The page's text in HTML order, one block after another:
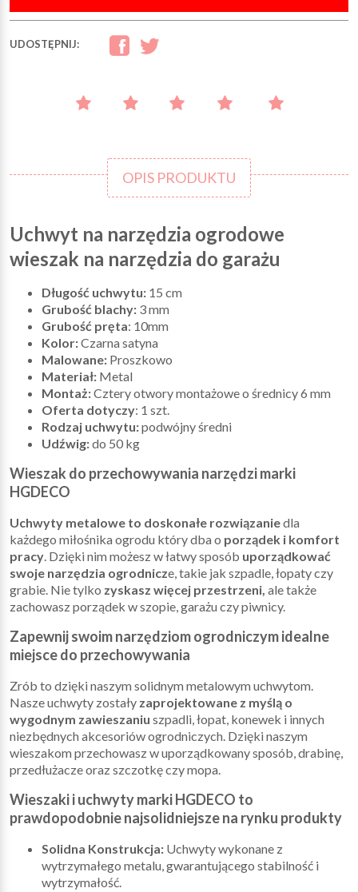
UDOSTĘPNIJ:
OPIS PRODUKTU
Uchwyt na narzędzia ogrodowe
wieszak na narzędzia do garażu
Długość uchwytu: 15 cm
Grubość blachy: 3 mm
Grubość pręta: 10mm
Kolor:Czarna satyna
Malowane: Proszkowo
Materiał: Metal
Montaż:Cztery otwory montażowe o średnicy 6 mm
Oferta dotyczy: 1 szt.
Rodzaj uchwytu:podwójny średni
Udźwig:do 50 kg
Wieszak do przechowywania narzędzi marki
HGDECO
Uchwyty metalowe to doskonałe rozwiązaniedla
każdego miłośnika ogrodu który dba o porządek i komfort
pracy. Dzięki nim możesz w łatwy sposób uporządkować
swoje narzędzia ogrodnicze, takie jak szpadle, łopaty czy
grabie. Nie tylko zyskasz więcej przestrzeni, ale także
zachowasz porządek w szopie, garażu czy piwnicy.
Zapewnij swoim narzędziom ogrodniczym idealne
miejsce do przechowywania
Zrób to dzięki naszym solidnym metalowym uchwytom.
Nasze uchwyty zostały zaprojektowane z myślą o
wygodnym zawieszaniu szpadli, łopat, konewek i innych
niezbędnych akcesoriów ogrodniczych. Dzięki naszym
wieszakom przechowasz w uporządkowany sposób, drabinę,
przedłużacze oraz szczotkę czy mopa.
Wieszaki i uchwyty marki HGDECO to
prawdopodobnie najsolidniejsze na rynku produkty
Solidna Konstrukcja: Uchwyty wykonane z
wytrzymałego metalu, gwarantującego stabilność i
wytrzymałość.